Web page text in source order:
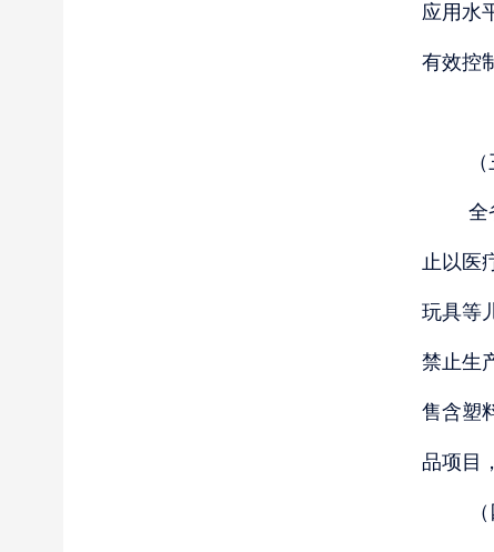
应用水
有效控
全
止以医
玩具等
禁止生
售含塑
品项目